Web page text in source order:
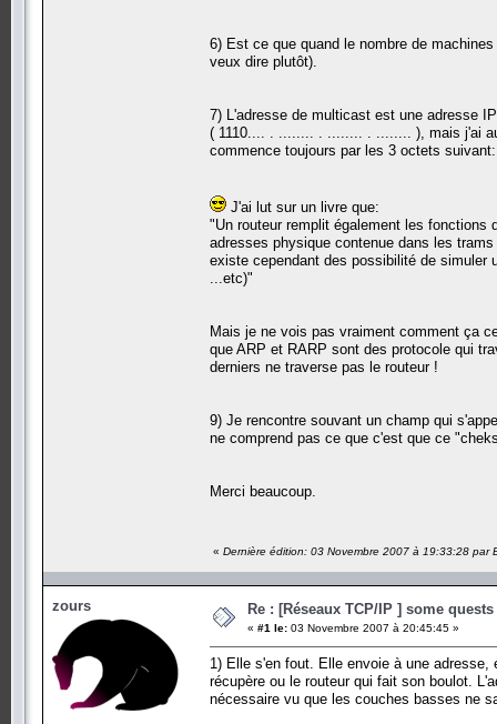
6) Est ce que quand le nombre de
veux dire plutôt).
7) L'adresse de multicast est une adresse
( 1110.... . ........ . ........ . ........ ), mais j'ai
commence toujours par les 3 octets
J'ai lut sur un livre que:
"Un routeur remplit également les fonctions
adresses physique contenue dans les
existe cependant des possibilité de simuler
...etc)"
Mais je ne vois pas vraiment comment ça
que ARP et RARP sont des protocole qui
derniers ne traverse pas le routeur !
9) Je rencontre souvant un champ qui
ne comprend pas ce que c'est que ce
Merci beaucoup.
« Dernière édition: 03 Novembre 2007 à 19:33:28 par
zours Re : [Réseaux TCP/IP ] some
« #1 le: 03 Novembre 2007 à 20:45:45 »
1) Elle s'en fout. Elle envoie à une
récupère ou le routeur qui fait son boulot.
nécessaire vu que les couches basses ne